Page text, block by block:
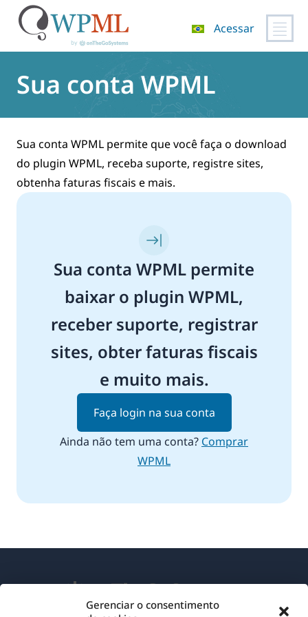
Gerenciar o consentimento
para
Acessar
Sua conta WPML
Sua conta WPML permite que você faça o download
do plugin WPML, receba suporte, registre sites,
obtenha faturas fiscais e mais.
Sua conta WPML permite
baixar o plugin WPML,
receber suporte, registrar
sites, obter faturas fiscais
e muito mais.
Faça login na sua conta
Ainda não tem uma conta? Comprar
WPML